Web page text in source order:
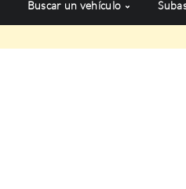
Buscar un vehículo